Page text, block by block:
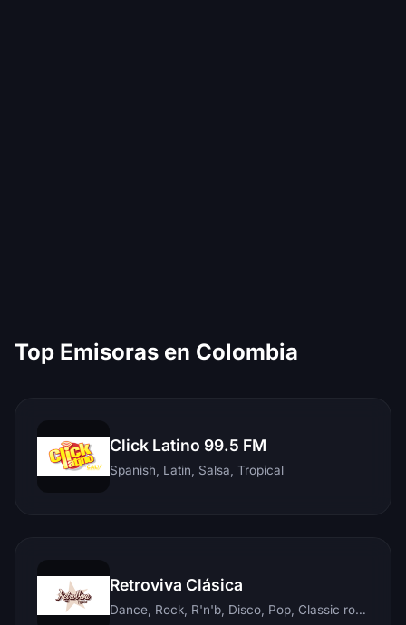
Top Emisoras en Colombia
Click Latino 99.5 FM
Spanish, Latin, Salsa, Tropical
Retroviva Clásica
Dance, Rock, R'n'b, Disco, Pop, Classic rock, Techno, Reggae